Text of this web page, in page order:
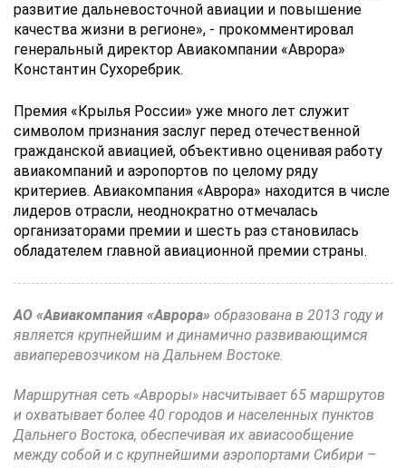
развитие дальневосточной авиации и повышение
качества жизни в регионе», - прокомментировал
генеральный директор Авиакомпании «Аврора»
Константин Сухоребрик.
Премия «Крылья России» уже много лет служит
символом признания заслуг перед отечественной
гражданской авиацией, объективно оценивая работу
авиакомпаний и аэропортов по целому ряду
критериев. Авиакомпания «Аврора» находится в числе
лидеров отрасли, неоднократно отмечалась
организаторами премии и шесть раз становилась
обладателем главной авиационной премии страны.
АО «Авиакомпания «Аврора» образована в 2013 году и
является крупнейшим и динамично развивающимся
авиаперевозчиком на Дальнем Востоке.
Маршрутная сеть «Авроры» насчитывает 65 маршрутов
и охватывает более 40 городов и населенных пунктов
Дальнего Востока, обеспечивая их авиасообщение
между собой и с крупнейшими аэропортами Сибири –